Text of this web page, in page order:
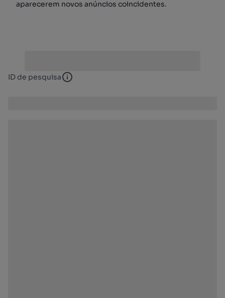
aparecerem novos anúncios coincidentes.
ID de pesquisa ID de pesquisa